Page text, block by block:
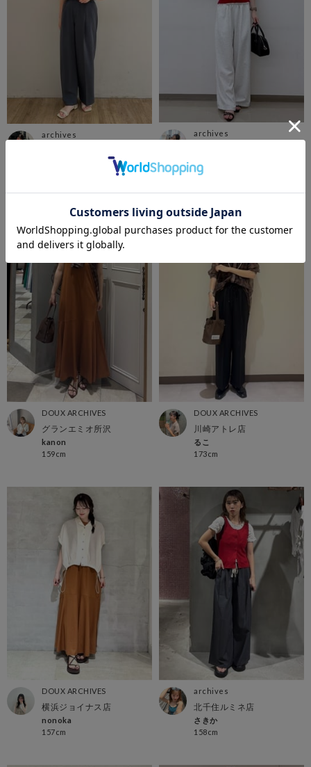
archives archives
おと
162cm
DOUX ARCHIVES
グランエミオ所沢
kanon
159cm
DOUX ARCHIVES
川崎アトレ店
るこ
173cm
DOUX ARCHIVES
横浜ジョイナス店
nonoka
157cm
archives
北千住ルミネ店
さきか
158cm